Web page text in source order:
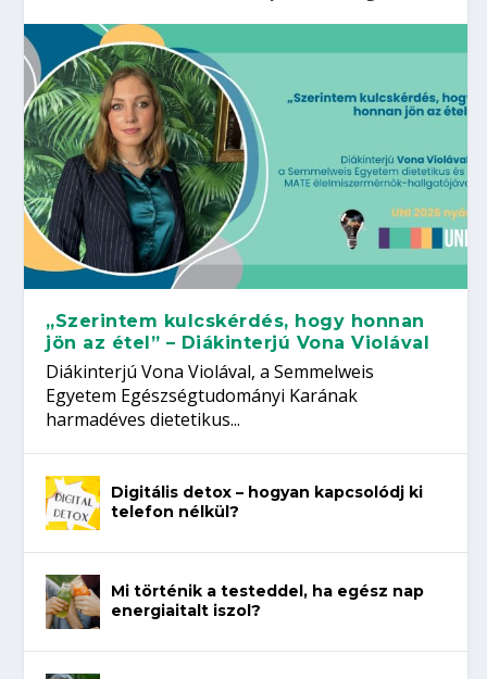
„Szerintem kulcskérdés, hogy honnan
jön az étel” – Diákinterjú Vona Violával
Diákinterjú Vona Violával, a Semmelweis
Egyetem Egészségtudományi Karának
harmadéves dietetikus...
Digitális detox – hogyan kapcsolódj ki
telefon nélkül?
Mi történik a testeddel, ha egész nap
energiaitalt iszol?